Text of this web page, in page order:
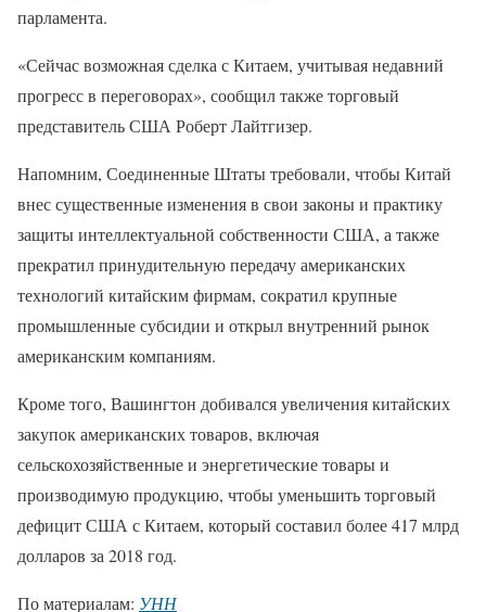
парламента.
«Сейчас возможная сделка с Китаем, учитывая недавний
прогресс в переговорах», сообщил также торговый
представитель США Роберт Лайтгизер.
Напомним, Соединенные Штаты требовали, чтобы Китай
внес существенные изменения в свои законы и практику
защиты интеллектуальной собственности США, а также
прекратил принудительную передачу американских
технологий китайским фирмам, сократил крупные
промышленные субсидии и открыл внутренний рынок
американским компаниям.
Кроме того, Вашингтон добивался увеличения китайских
закупок американских товаров, включая
сельскохозяйственные и энергетические товары и
производимую продукцию, чтобы уменьшить торговый
дефицит США с Китаем, который составил более 417 млрд
долларов за 2018 год.
По материалам: УНН